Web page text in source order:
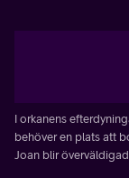
I orkanens
behöver en plats att
Joan blir